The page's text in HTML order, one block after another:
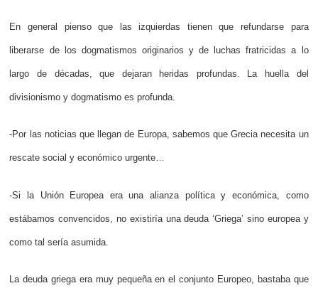
En general pienso que las izquierdas tienen que refundarse para
liberarse de los dogmatismos originarios y de luchas fratricidas a lo
largo de décadas, que dejaran heridas profundas. La huella del
divisionismo y dogmatismo es profunda.
-Por las noticias que llegan de Europa, sabemos que Grecia necesita un
rescate social y económico urgente…
-Si la Unión Europea era una alianza política y económica, como
estábamos convencidos, no existiría una deuda ‘Griega’ sino europea y
como tal sería asumida.
La deuda griega era muy pequeña en el conjunto Europeo, bastaba que